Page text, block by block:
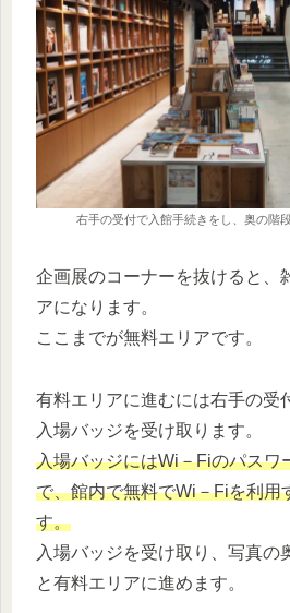
右手の受付で入館手続きをし、奥の階
企画展のコーナーを抜けると、
アになります。
ここまでが無料エリアです。
有料エリアに進むには右手の受
入場バッジを受け取ります。
入場バッジにはWi－Fiのパスワ
で、館内で無料でWi－Fiを利用
す。
入場バッジを受け取り、写真の
と有料エリアに進めます。